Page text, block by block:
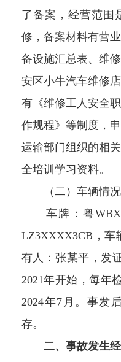
了备案，经营范围
修，备案材料有营
备设施汇总表、维
安区小牛汽车维修
有《维修工人安全
作规程》等制度，
运输部门组织的相
全培训学习资料。
（二）车辆情况
车牌：粤
LZ3XXXX3CB，车
有人：张某平，发
2021年开始，每年
2024年7月。事发
存。
二、事故发生